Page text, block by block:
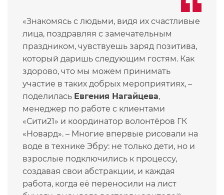
«Знакомясь с людьми, видя их счастливые
лица, поздравляя с замечательным
праздником, чувствуешь заряд позитива,
который даришь следующим гостям. Как
здорово, что мы можем принимать
участие в таких добрых мероприятиях, –
поделилась Евгения Нагайцева,
менеджер по работе с клиентами
«Сити21» и координатор волонтёров ГК
«Новард». – Многие впервые рисовали на
воде в технике Эбру: не только дети, но и
взрослые подключились к процессу,
создавая свои абстракции, и каждая
работа, когда её переносили на лист